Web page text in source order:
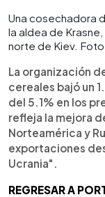
Una cosechadora
la aldea de Krasne,
norte de Kiev.
La organización
cereales bajó un
del 5.1% en los
refleja la mejora
Norteamérica y
exportaciones
Ucrania".
REGRESAR A